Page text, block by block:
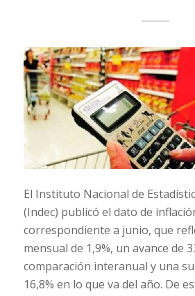
El Instituto Nacional de
(Indec) publicó el dato de
correspondiente a junio, que
mensual de 1,9%, un avance de
comparación interanual y una
16,8% en lo que va del año. De